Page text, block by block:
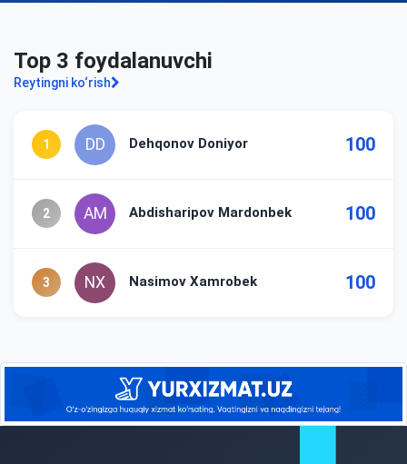
Top 3 foydalanuvchi
Reytingni ko‘rish
1 DD Dehqonov Doniyor 100
2 AM Abdisharipov Mardonbek 100
3 NX Nasimov Xamrobek 100